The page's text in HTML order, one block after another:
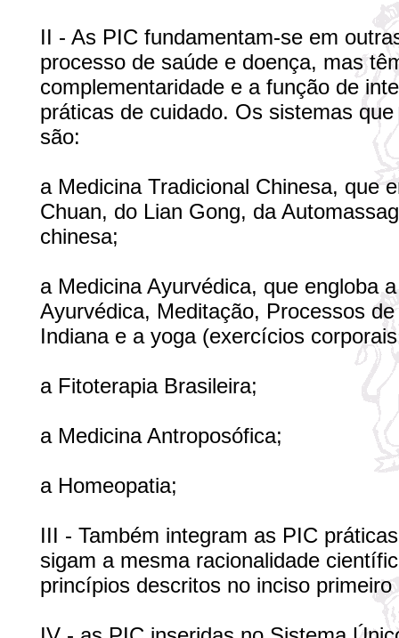
II - As PIC fundamentam-se em
processo de saúde e doença, mas
complementaridade e a função de
práticas de cuidado. Os sistemas
são:
a Medicina Tradicional Chinesa, que
Chuan, do Lian Gong, da
chinesa;
a Medicina Ayurvédica, que engloba
Ayurvédica, Meditação, Processos
Indiana e a yoga (exercícios
a Fitoterapia Brasileira;
a Medicina Antroposófica;
a Homeopatia;
III - Também integram as PIC
sigam a mesma racionalidade
princípios descritos no inciso